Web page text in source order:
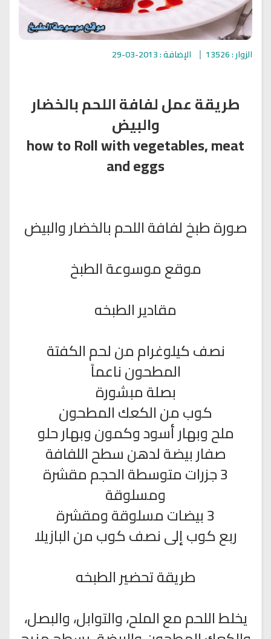
الزوار : 13526 الإضافة : 2013-03-29
طريقة عمل لفافة اللحم بالخضار
والبيض
how to Roll with vegetables, meat
and eggs
صورة طبخ لفافة اللحم بالخضار والبيض
موقع موسوعة الطبخ
مقادير الطبخه
نصف كيلوغرام من لحم الكفتة
المطحون ناعماً
بصلة مبشورة
كوب من الكعك المطحون
ملح وبهار أسود وكمون وبهار حلو
صفار بيضة لدهن سطح اللفافة
3 جزرات متوسطة الحجم مقشرة
ومسلوقة
3 بيضات مسلوقة ومقشرة
ربع كوب إلى نصف كوب من البازيلا
طريقة تحضير الطبخه
يخلط اللحم مع الملح، والتوابل، والبصل،